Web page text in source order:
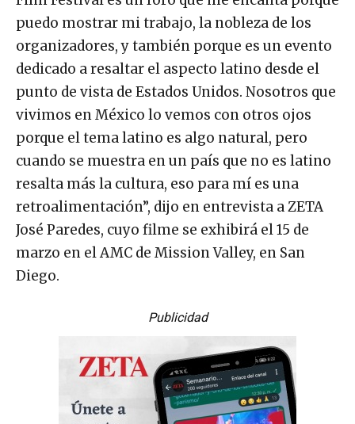
puedo mostrar mi trabajo, la nobleza de los
organizadores, y también porque es un evento
dedicado a resaltar el aspecto latino desde el
punto de vista de Estados Unidos. Nosotros que
vivimos en México lo vemos con otros ojos
porque el tema latino es algo natural, pero
cuando se muestra en un país que no es latino
resalta más la cultura, eso para mí es una
retroalimentación”, dijo en entrevista a ZETA
José Paredes, cuyo filme se exhibirá el 15 de
marzo en el AMC de Mission Valley, en San
Diego.
Publicidad